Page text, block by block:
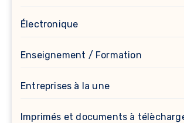
Électronique
Enseignement / Formation
Entreprises à la une
Imprimés et documents à